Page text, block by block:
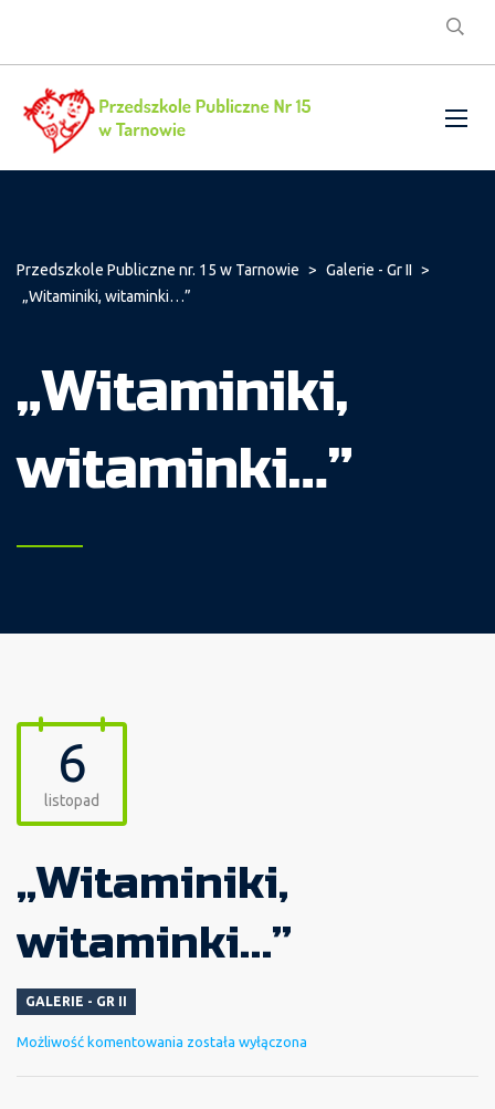
Przedszkole Publiczne nr. 15 w Tarnowie > Galerie - Gr II >
„Witaminiki, witaminki…”
„Witaminiki,
witaminki…”
6
listopad
„Witaminiki,
witaminki…”
GALERIE - GR II
Możliwość komentowania „Witaminiki,
została wyłączona